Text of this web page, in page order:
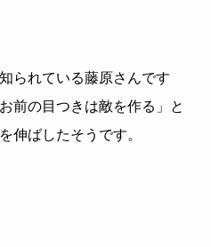
られている藤原さんです
前の目つきは敵を作る」と
伸ばしたそうです。